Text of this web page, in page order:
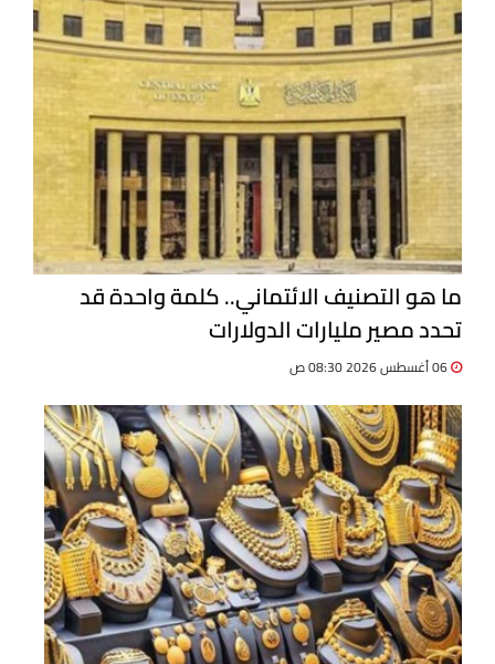
ما هو التصنيف الائتماني.. كلمة واحدة قد
تحدد مصير مليارات الدولارات